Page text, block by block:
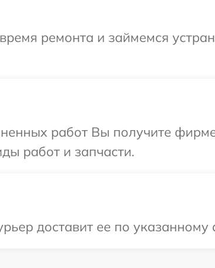
ремонта и займемся
работ Вы получите
работ и запчасти.
доставит ее по указанному